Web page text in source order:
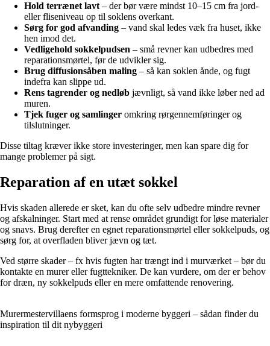
Hold terrænet lavt – der bør være mindst 10–15 cm fra jord-
eller fliseniveau op til soklens overkant.
Sørg for god afvanding – vand skal ledes væk fra huset, ikke
hen imod det.
Vedligehold sokkelpudsen – små revner kan udbedres med
reparationsmørtel, før de udvikler sig.
Brug diffusionsåben maling – så kan soklen ånde, og fugt
indefra kan slippe ud.
Rens tagrender og nedløb jævnligt, så vand ikke løber ned ad
muren.
Tjek fuger og samlinger omkring rørgennemføringer og
tilslutninger.
Disse tiltag kræver ikke store investeringer, men kan spare dig for
mange problemer på sigt.
Reparation af en utæt sokkel
Hvis skaden allerede er sket, kan du ofte selv udbedre mindre revner
og afskalninger. Start med at rense området grundigt for løse materialer
og snavs. Brug derefter en egnet reparationsmørtel eller sokkelpuds, og
sørg for, at overfladen bliver jævn og tæt.
Ved større skader – fx hvis fugten har trængt ind i murværket – bør du
kontakte en murer eller fugttekniker. De kan vurdere, om der er behov
for dræn, ny sokkelpuds eller en mere omfattende renovering.
Murermestervillaens formsprog i moderne byggeri – sådan finder du
inspiration til dit nybyggeri